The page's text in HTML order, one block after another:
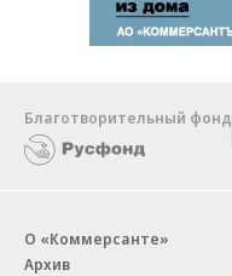
Благотворительный фонд
О «Коммерсанте»
Архив